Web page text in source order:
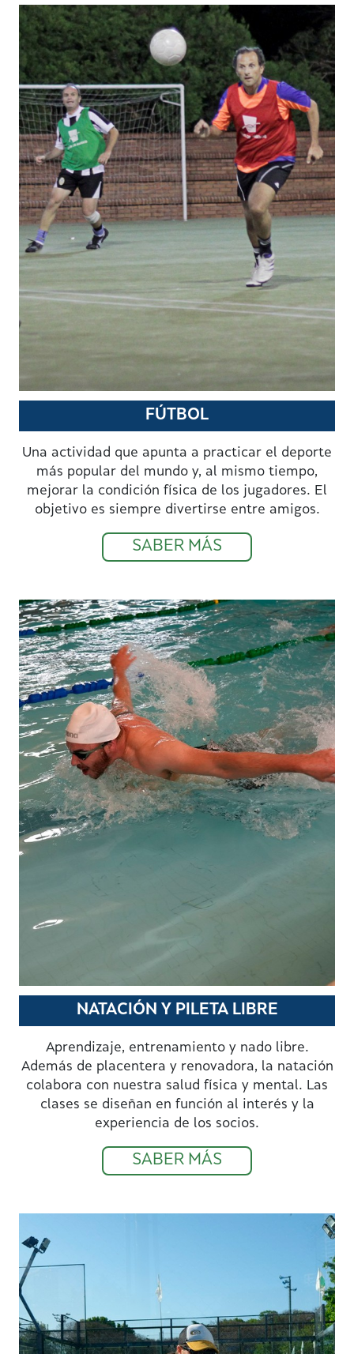
FÚTBOL
Una actividad que apunta a practicar el deporte
más popular del mundo y, al mismo tiempo,
mejorar la condición física de los jugadores. El
objetivo es siempre divertirse entre amigos.
SABER MÁS
NATACIÓN Y PILETA LIBRE
Aprendizaje, entrenamiento y nado libre.
Además de placentera y renovadora, la natación
colabora con nuestra salud física y mental. Las
clases se diseñan en función al interés y la
experiencia de los socios.
SABER MÁS